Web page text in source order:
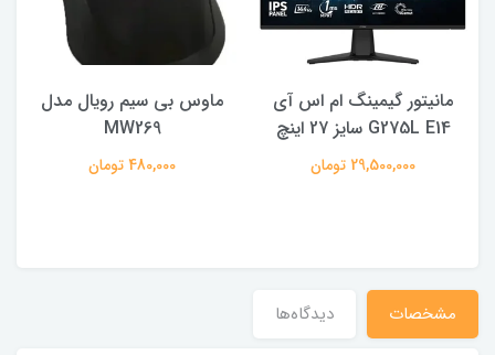
مانیتور گیمینگ ام اس آی
G275L E14 سایز 27 اینچ
29,500,000 تومان
ماوس بی سیم رویال مدل
MW269
480,000 تومان
مشخصات دیدگاه‌ها